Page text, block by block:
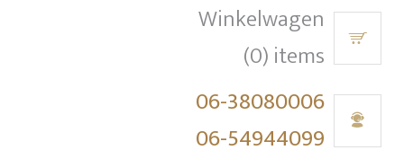
Winkelwagen
(0) items
06-38080006
06-54944099